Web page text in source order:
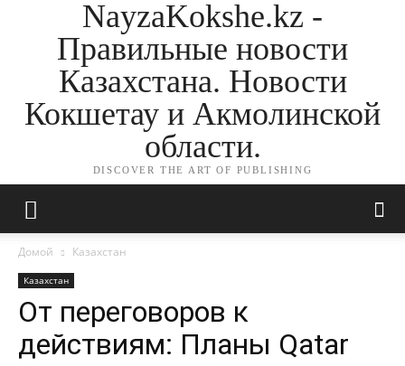
NayzaKokshe.kz -
Правильные новости
Казахстана. Новости
Кокшетау и Акмолинской
области.
DISCOVER THE ART OF PUBLISHING
Домой Казахстан
Казахстан
От переговоров к
действиям: Планы Qatar